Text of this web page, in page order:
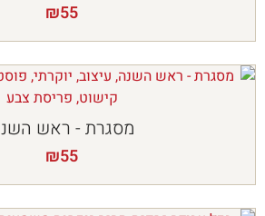
₪55
מסגרת - ראש
₪55